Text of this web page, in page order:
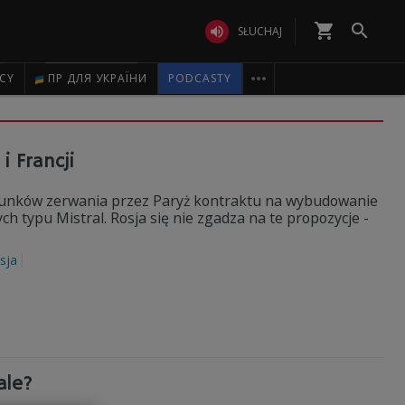
 SŁUCHAJ shopping_cart 
ПР ДЛЯ УКРАЇНИ PODCASTY 
Francji
zerwania przez Paryż kontraktu na wybudowanie
typu Mistral. Rosja się nie zgadza na te propozycje -